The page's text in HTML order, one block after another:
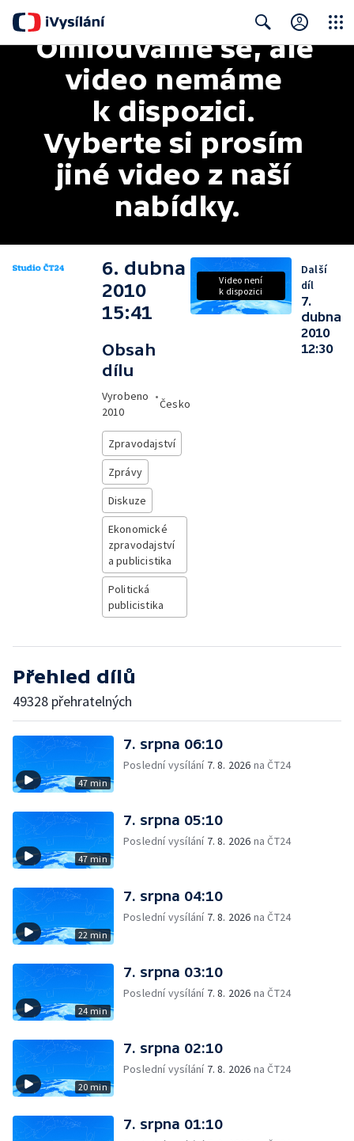
Search
Omlouváme se, ale
video nemáme
k dispozici.
Vyberte si prosím
jiné video z naší
nabídky.
6. dubna
2010
15:41
Obsah
dílu
Vyrobeno
2010
•
Česko
Zpravodajství
Zprávy
Diskuze
Ekonomické
zpravodajství
a publicistika
Politická
publicistika
Video není
k dispozici
Další
díl
7.
dubna
2010
12:30
Přehled dílů
49328 přehratelných
47 min
7. srpna 06:10
Poslední vysílání 7. 8. 2026 na ČT24
47 min
7. srpna 05:10
Poslední vysílání 7. 8. 2026 na ČT24
22 min
7. srpna 04:10
Poslední vysílání 7. 8. 2026 na ČT24
24 min
7. srpna 03:10
Poslední vysílání 7. 8. 2026 na ČT24
20 min
7. srpna 02:10
Poslední vysílání 7. 8. 2026 na ČT24
7. srpna 01:10